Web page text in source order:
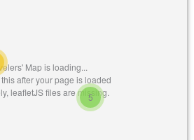
Map is loading...
after your page is loaded
leafletJS files are missing.
5